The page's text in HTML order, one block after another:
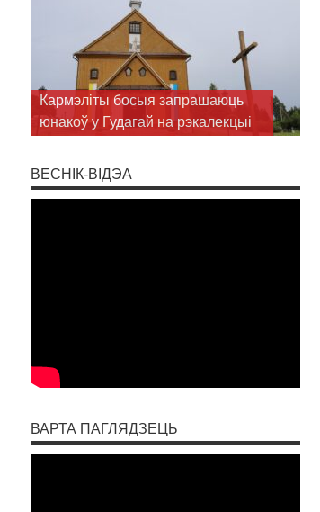
Запрашаем разам з Марыяй
шукаць Волі Божай у пілігрымцы
ў Браслаў
ВЕСНІК-ВІДЭА
ВАРТА ПАГЛЯДЗЕЦЬ